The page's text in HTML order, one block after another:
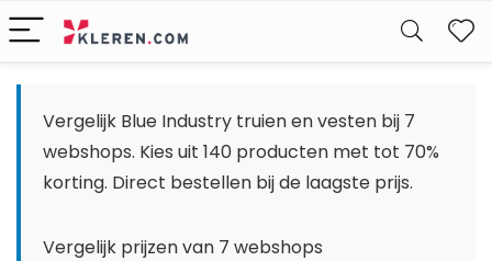
Vergelijk Blue Industry truien en vesten bij 7
webshops. Kies uit 140 producten met tot 70%
korting. Direct bestellen bij de laagste prijs.
Vergelijk prijzen van 7 webshops